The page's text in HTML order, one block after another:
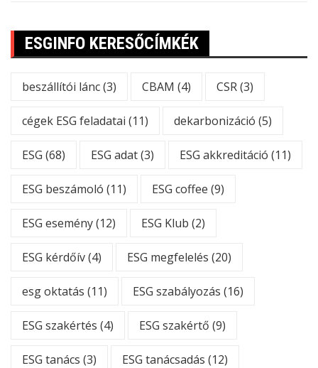
ESGINFO KERESŐCÍMKÉK
beszállítói lánc(3) CBAM (4) CSR(3)
cégek ESG feladatai (11) dekarbonizáció (5)
ESG (68) ESG adat(3) ESG akkreditáció (11)
ESG beszámoló (11) ESG coffee (9)
ESG esemény(12) ESG Klub (2)
ESG kérdőív(4) ESG megfelelés (20)
esg oktatás (11) ESG szabályozás (16)
ESG szakértés (4) ESG szakértő (9)
ESG tanács (3) ESG tanácsadás (12)